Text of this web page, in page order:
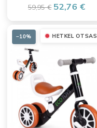
59,95 € 52,76 €
HETKEL OTSAS
−10%